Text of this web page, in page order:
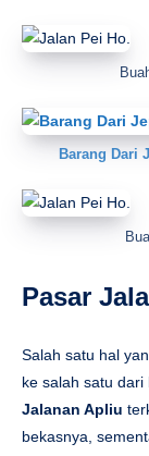
Barang Dari
Pasar
Salah satu hal
ke salah satu
Jalanan Apliu
bekasnya,